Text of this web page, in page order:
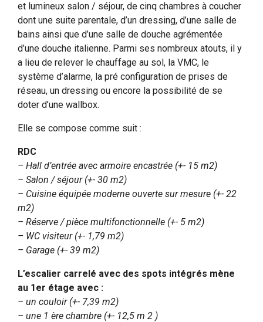
et lumineux salon / séjour, de cinq chambres à coucher
dont une suite parentale, d’un dressing, d’une salle de
bains ainsi que d’une salle de douche agrémentée
d’une douche italienne. Parmi ses nombreux atouts, il y
a lieu de relever le chauffage au sol, la VMC, le
système d’alarme, la pré configuration de prises de
réseau, un dressing ou encore la possibilité de se
doter d’une wallbox.
Elle se compose comme suit :
RDC
– Hall d’entrée avec armoire encastrée (+- 15 m2)
– Salon / séjour (+- 30 m2)
– Cuisine équipée moderne ouverte sur mesure (+- 22
m2)
– Réserve / pièce multifonctionnelle (+- 5 m2)
– WC visiteur (+- 1,79 m2)
– Garage (+- 39 m2)
L’escalier carrelé avec des spots intégrés mène
au 1er étage avec :
– un couloir (+- 7,39 m2)
– une 1 ère chambre (+- 12,5 m 2 )